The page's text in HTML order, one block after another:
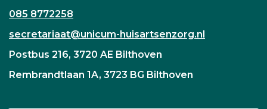
085 8772258
secretariaat@unicum-huisartsenzorg.nl
Postbus 216, 3720 AE Bilthoven
Rembrandtlaan 1A, 3723 BG Bilthoven